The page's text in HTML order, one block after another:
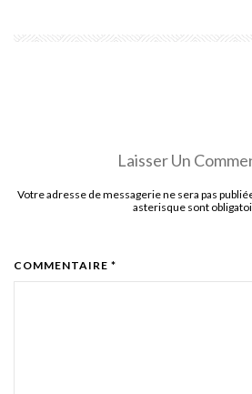
Laisser Un
Votre adresse de messagerie ne sera pas
asterisque sont
COMMENTAIRE *